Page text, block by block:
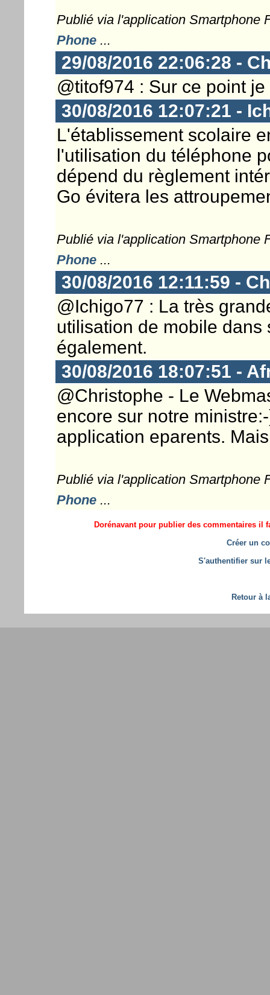
Publié via l'application Smartphone
Phone...
29/08/2016 22:06:28 -
@titof974 : Sur ce point
30/08/2016 12:07:21 -
L'établissement scolaire
l'utilisation du téléphone
dépend du règlement
Go évitera les
Publié via l'application Smartphone
Phone...
30/08/2016 12:11:59 -
@Ichigo77 : La très
utilisation de mobile
également.
30/08/2016 18:07:51 -
@Christophe - Le
encore sur notre
application eparents.
Publié via l'application Smartphone
Phone...
Dorénavant pour publier des commentaires il
Créer un
S'authentifier sur
Retour à